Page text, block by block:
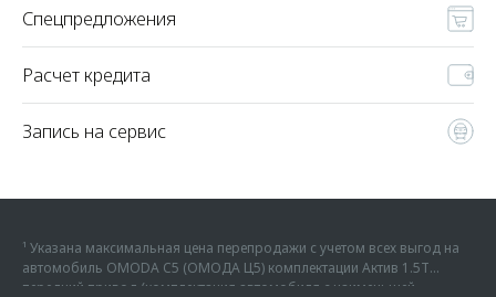
Спецпредложения
Расчет кредита
Запись на сервис
¹ Указана максимальная цена перепродажи с учетом всех выгод на
автомобиль OMODA C5 (ОМОДА Ц5) комплектации Актив 1.5Т
передний привод (комплектация автомобиля с наименьшей